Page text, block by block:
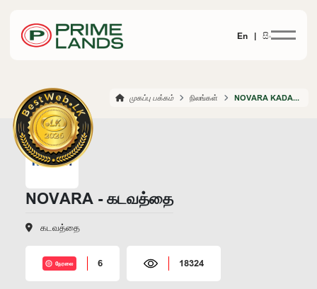
En | සිං
முகப்பு பக்கம் நிலங்கள் NOVARA KADAWATHA
NOVARA - கடவத்தை
கடவத்தை
நேரலை 6 18324